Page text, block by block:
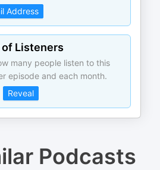
Address
of Listeners
many people listen to this
episode and each month.
Reveal
Podcasts